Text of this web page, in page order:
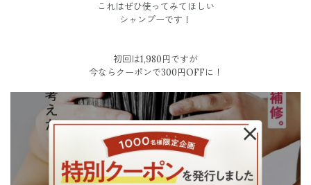
これはぜひ使ってみてほしい
シャンプーです！
初回は1,980円ですが
今ならクーポンで300円OFFに！